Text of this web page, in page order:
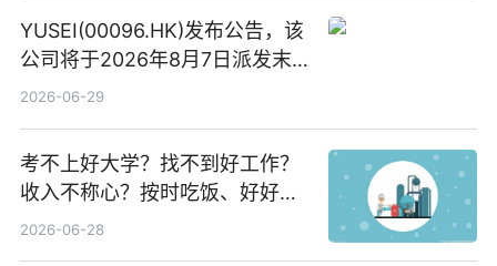
YUSEI(00096.HK)发布公告，该
公司将于2026年8月7日派发末
期股息每股人民币0.013元 每日
2026-06-29
考不上好大学？找不到好工作？
收入不称心？按时吃饭、好好睡
觉
2026-06-28